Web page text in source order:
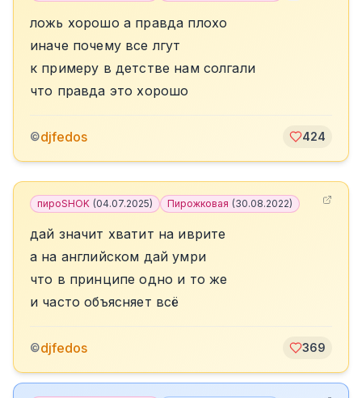
ложь хорошо а правда плохо
иначе почему все лгут
к примеру в детстве нам солгали
что правда это хорошо
©djfedos 424
пироSHOK (04.07.2025) Пирожковая (30.08.2022)
дай значит хватит на иврите
а на английском дай умри
что в принципе одно и то же
и часто объясняет всё
©djfedos 369